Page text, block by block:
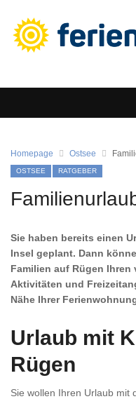
Homepage Ostsee
OSTSEE RATGEBER
Sie haben bereits einen
Insel geplant. Dann
Familien auf Rügen
Aktivitäten und
Nähe Ihrer
Urlaub mit
Rügen
Sie wollen Ihren Urlaub mit